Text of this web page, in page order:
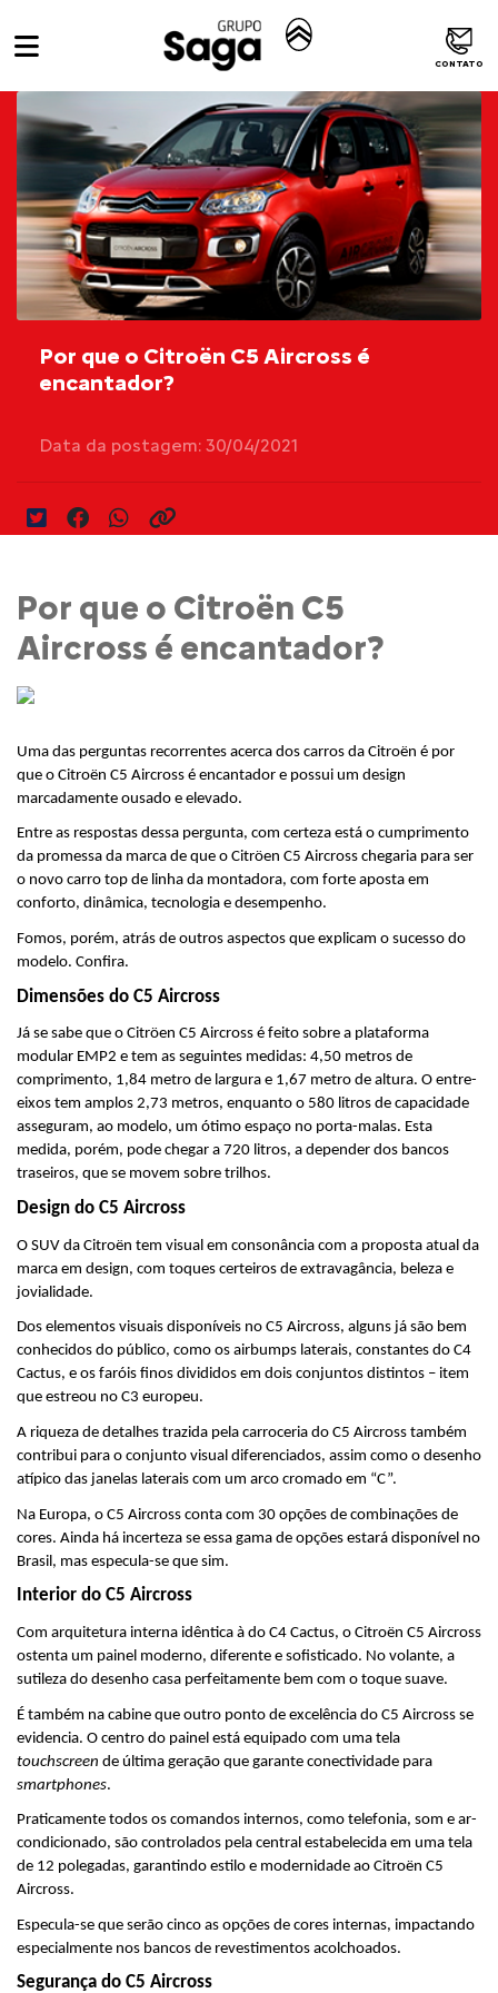
CONTATO
Por que o Citroën C5 Aircross é
encantador?
Data da postagem: 30/04/2021
Por que o Citroën C5
Aircross é encantador?
Uma das perguntas recorrentes acerca dos carros da Citroën é por
que o Citroën C5 Aircross é encantador e possui um design
marcadamente ousado e elevado.
Entre as respostas dessa pergunta, com certeza está o cumprimento
da promessa da marca de que o Citröen C5 Aircross chegaria para ser
o novo carro top de linha da montadora, com forte aposta em
conforto, dinâmica, tecnologia e desempenho.
Fomos, porém, atrás de outros aspectos que explicam o sucesso do
modelo. Confira.
Dimensões do C5 Aircross
Já se sabe que o Citröen C5 Aircross é feito sobre a plataforma
modular EMP2 e tem as seguintes medidas: 4,50 metros de
comprimento, 1,84 metro de largura e 1,67 metro de altura. O entre-
eixos tem amplos 2,73 metros, enquanto o 580 litros de capacidade
asseguram, ao modelo, um ótimo espaço no porta-malas. Esta
medida, porém, pode chegar a 720 litros, a depender dos bancos
traseiros, que se movem sobre trilhos.
Design do C5 Aircross
O SUV da Citroën tem visual em consonância com a proposta atual da
marca em design, com toques certeiros de extravagância, beleza e
jovialidade.
Dos elementos visuais disponíveis no C5 Aircross, alguns já são bem
conhecidos do público, como os airbumps laterais, constantes do C4
Cactus, e os faróis finos divididos em dois conjuntos distintos – item
que estreou no C3 europeu.
A riqueza de detalhes trazida pela carroceria do C5 Aircross também
contribui para o conjunto visual diferenciados, assim como o desenho
atípico das janelas laterais com um arco cromado em “C”.
Na Europa, o C5 Aircross conta com 30 opções de combinações de
cores. Ainda há incerteza se essa gama de opções estará disponível no
Brasil, mas especula-se que sim.
Interior do C5 Aircross
Com arquitetura interna idêntica à do C4 Cactus, o Citroën C5 Aircross
ostenta um painel moderno, diferente e sofisticado. No volante, a
sutileza do desenho casa perfeitamente bem com o toque suave.
É também na cabine que outro ponto de excelência do C5 Aircross se
touchscreen
smartphones.
Praticamente todos os comandos internos, como telefonia, som e ar-
condicionado, são controlados pela central estabelecida em uma tela
de 12 polegadas, garantindo estilo e modernidade ao Citroën C5
Aircross.
Especula-se que serão cinco as opções de cores internas, impactando
especialmente nos bancos de revestimentos acolchoados.
Segurança do C5 Aircross